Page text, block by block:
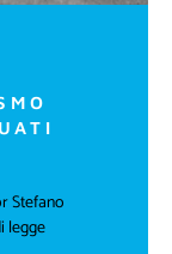
Stefano
legge